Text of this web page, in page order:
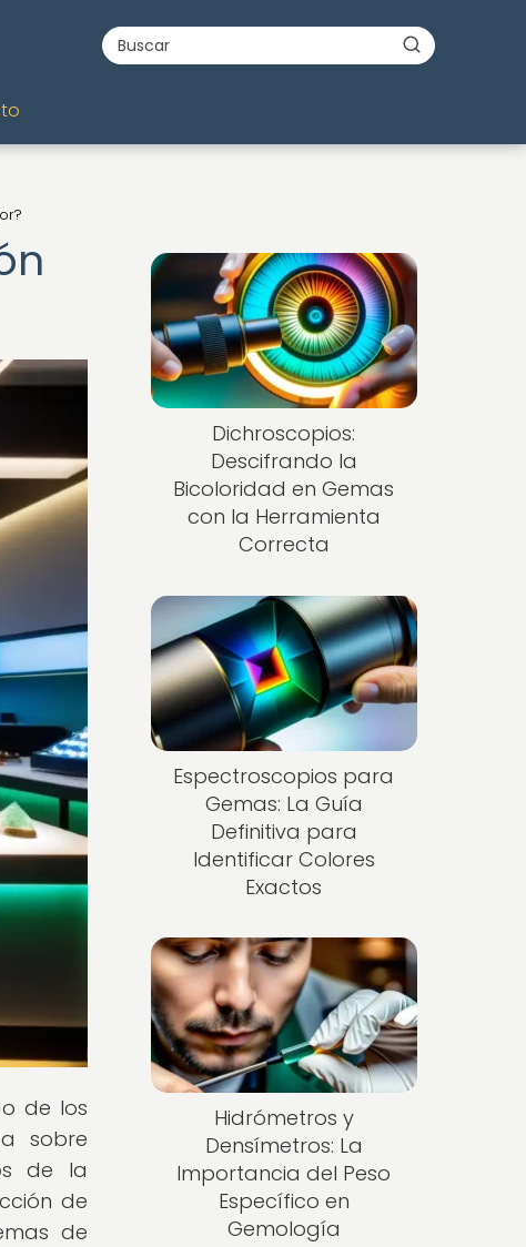
de los
sobre
de la
de
de
Dichroscopios:
Descifrando la
Bicoloridad en Gemas
con la Herramienta
Correcta
Espectroscopios para
Gemas: La Guía
Definitiva para
Identificar Colores
Exactos
Hidrómetros y
Densímetros: La
Importancia del Peso
Específico en
Gemología